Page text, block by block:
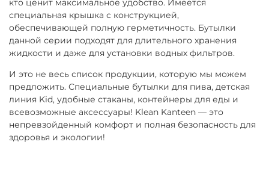
кто ценит максимальное удобство. Имеется
специальная крышка с конструкцией,
обеспечивающей полную герметичность. Бутылки
данной серии подходят для длительного хранения
жидкости и даже для установки водных фильтров.
И это не весь список продукции, которую мы можем
предложить. Специальные бутылки для пива, детская
линия Kid, удобные стаканы, контейнеры для еды и
всевозможные аксессуары! Klean Kanteen — это
непревзойденный комфорт и полная безопасность для
здоровья и экологии!